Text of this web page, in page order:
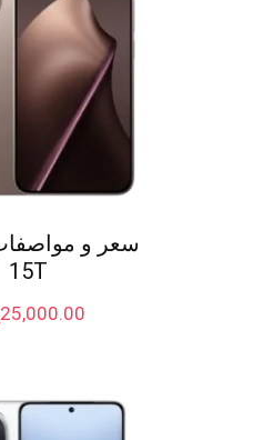
15T
25,000.00